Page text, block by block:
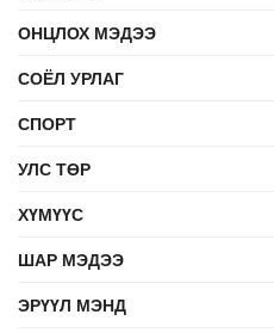
ОНЦЛОХ МЭДЭЭ
СОЁЛ УРЛАГ
СПОРТ
УЛС ТӨР
ХҮМҮҮС
ШАР МЭДЭЭ
ЭРҮҮЛ МЭНД